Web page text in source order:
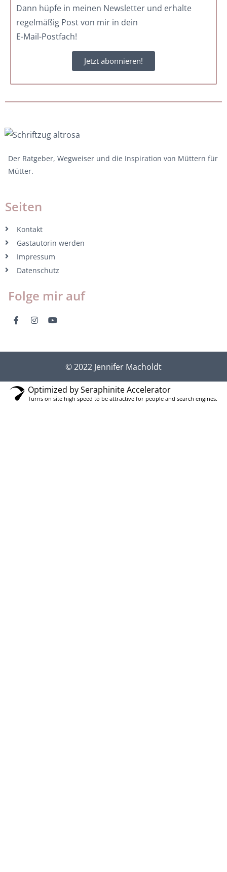
Dann hüpfe in meinen Newsletter und erhalte
regelmäßig Post von mir in dein
E-Mail-Postfach!
Jetzt abonnieren!
Der Ratgeber, Wegweiser und die Inspiration von Müttern für
Mütter.
Seiten
Kontakt
Gastautorin werden
Impressum
Datenschutz
Folge mir auf
© 2022 Jennifer Macholdt
Optimized by Seraphinite Accelerator
Turns on site high speed to be attractive for people and search engines.